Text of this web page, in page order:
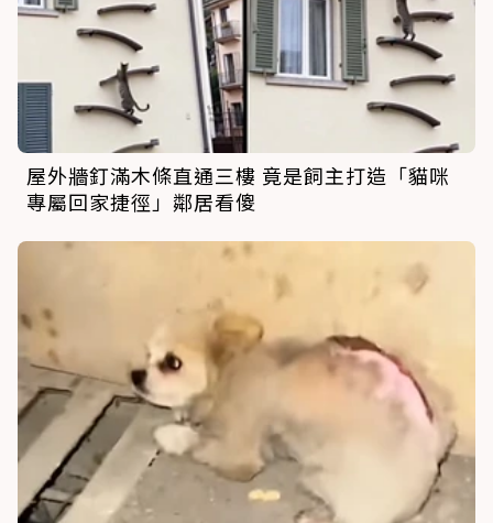
屋外牆釘滿木條直通三樓 竟是飼主打造「貓咪
專屬回家捷徑」鄰居看傻